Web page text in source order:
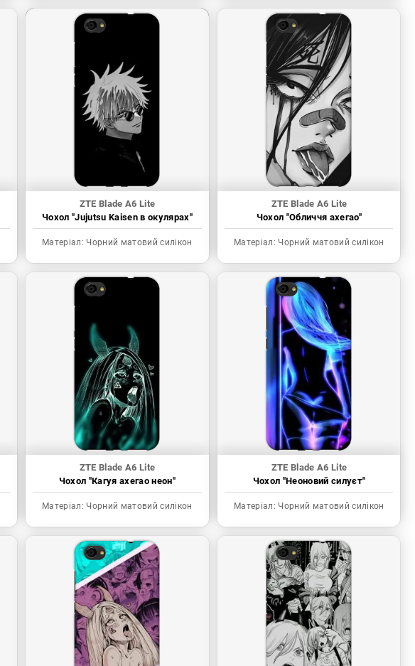
ZTE Blade A6 Lite
Чохол "Jujutsu Kaisen в окулярах"
Матеріал: Чорний матовий силікон
ZTE Blade A6 Lite
Чохол "Обличчя ахегао"
Матеріал: Чорний матовий силікон
ZTE Blade A6 Lite
Чохол "Кагуя ахегао неон"
Матеріал: Чорний матовий силікон
ZTE Blade A6 Lite
Чохол "Неоновий силуєт"
Матеріал: Чорний матовий силікон